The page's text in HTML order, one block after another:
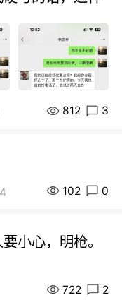
812 3
102 0
小心，明枪。
722 2